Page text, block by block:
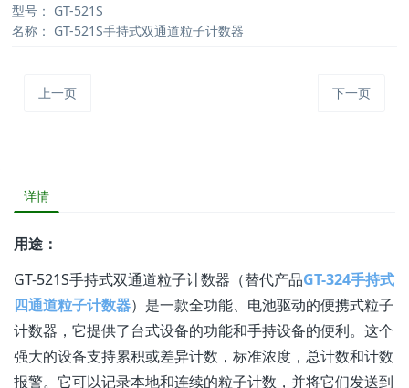
型号： GT-521S
名称： GT-521S手持式双通道粒子计数器
上一页 下一页
详情
用途：
GT-521S手持式双通道粒子计数器（替代产品GT-324手持式
四通道粒子计数器）是一款全功能、电池驱动的便携式粒子
计数器，它提供了台式设备的功能和手持设备的便利。这个
强大的设备支持累积或差异计数，标准浓度，总计数和计数
报警。它可以记录本地和连续的粒子计数，并将它们发送到